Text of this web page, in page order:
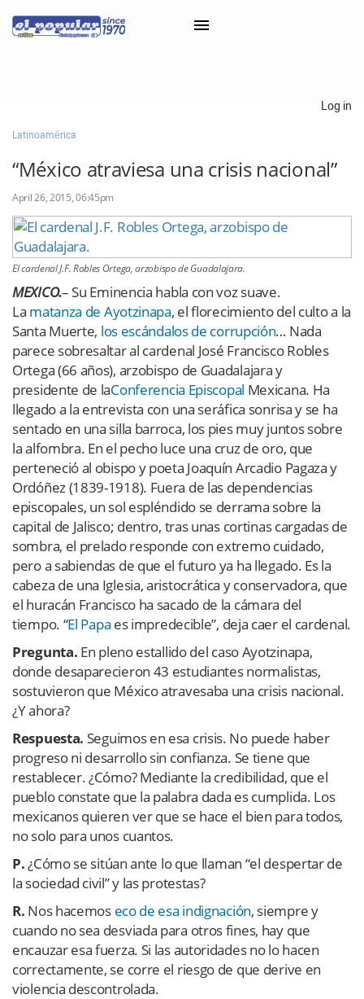
Classifieds
Categorías
Iniciar sesión con Clascal
Log in
Latinoamérica
“México atraviesa una crisis nacional”
April 26, 2015, 06:45pm
El cardenal J.F. Robles Ortega, arzobispo de Guadalajara.
MEXICO.– Su Eminencia habla con voz suave.
La matanza de Ayotzinapa, el florecimiento del culto a la
Santa Muerte, los escándalos de corrupción… Nada
parece sobresaltar al cardenal José Francisco Robles
Ortega (66 años), arzobispo de Guadalajara y
presidente de laConferencia Episcopal Mexicana. Ha
llegado a la entrevista con una seráfica sonrisa y se ha
sentado en una silla barroca, los pies muy juntos sobre
la alfombra. En el pecho luce una cruz de oro, que
perteneció al obispo y poeta Joaquín Arcadio Pagaza y
Ordóñez (1839-1918). Fuera de las dependencias
episcopales, un sol espléndido se derrama sobre la
capital de Jalisco; dentro, tras unas cortinas cargadas de
sombra, el prelado responde con extremo cuidado,
pero a sabiendas de que el futuro ya ha llegado. Es la
cabeza de una Iglesia, aristocrática y conservadora, que
el huracán Francisco ha sacado de la cámara del
tiempo. “El Papa es impredecible”, deja caer el cardenal.
Pregunta. En pleno estallido del caso Ayotzinapa,
donde desaparecieron 43 estudiantes normalistas,
sostuvieron que México atravesaba una crisis nacional.
¿Y ahora?
Respuesta. Seguimos en esa crisis. No puede haber
progreso ni desarrollo sin confianza. Se tiene que
restablecer. ¿Cómo? Mediante la credibilidad, que el
pueblo constate que la palabra dada es cumplida. Los
mexicanos quieren ver que se hace el bien para todos,
no solo para unos cuantos.
P.¿Cómo se sitúan ante lo que llaman “el despertar de
la sociedad civil” y las protestas?
R. Nos hacemos eco de esa indignación, siempre y
cuando no sea desviada para otros fines, hay que
encauzar esa fuerza. Si las autoridades no lo hacen
correctamente, se corre el riesgo de que derive en
violencia descontrolada.